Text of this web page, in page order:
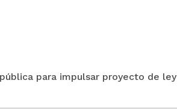
para impulsar proyecto de ley